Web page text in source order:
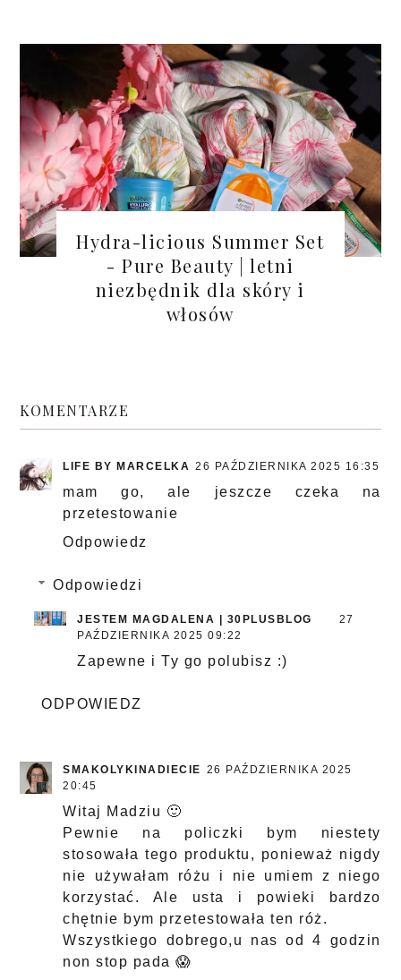
Hydra-licious Summer Set
- Pure Beauty | letni
niezbędnik dla skóry i
włosów
KOMENTARZE
LIFE BY MARCELKA 26 PAŹDZIERNIKA 2025 16:35
mam go, ale jeszcze czeka na
przetestowanie
Odpowiedz
Odpowiedzi
JESTEM MAGDALENA | 30PLUSBLOG
27
PAŹDZIERNIKA 2025 09:22
Zapewne i Ty go polubisz :)
ODPOWIEDZ
SMAKOLYKINADIECIE 26 PAŹDZIERNIKA 2025
20:45
Witaj Madziu 🙂
Pewnie na policzki bym niestety
stosowała tego produktu, ponieważ nigdy
nie używałam różu i nie umiem z niego
korzystać. Ale usta i powieki bardzo
chętnie bym przetestowała ten róż.
Wszystkiego dobrego,u nas od 4 godzin
non stop pada 😱